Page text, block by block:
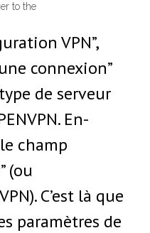
to the
VPN”,
connexion”
de serveur
En-
champ
(ou
C’est là que
paramètres de